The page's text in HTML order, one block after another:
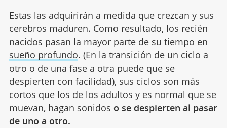
Estas las adquirirán a medida que crezcan y sus
cerebros maduren. Como resultado, los recién
nacidos pasan la mayor parte de su tiempo en
sueño profundo. (En la transición de un ciclo a
otro o de una fase a otra puede que se
despierten con facilidad), sus ciclos son más
cortos que los de los adultos y es normal que se
muevan, hagan sonidos o se despierten al pasar
de uno a otro.